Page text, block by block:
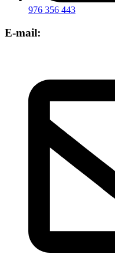
976 356 443
E-mail: